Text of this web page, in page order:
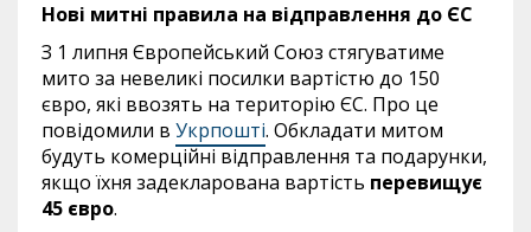
Нові митні правила на відправлення до ЄС
З 1 липня Європейський Союз стягуватиме
мито за невеликі посилки вартістю до 150
євро, які ввозять на територію ЄС. Про це
повідомили в Укрпошті. Обкладати митом
будуть комерційні відправлення та подарунки,
якщо їхня задекларована вартість перевищує
45 євро.